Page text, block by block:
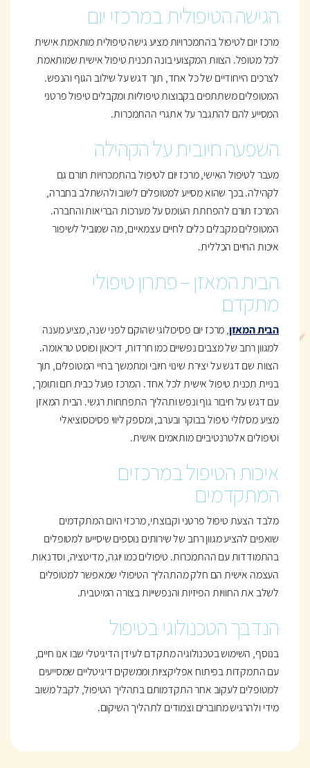
הגישה הטיפולית במרכזי יום
מרכז יום לטיפול בהתמכרויות מציע גישה טיפולית מותאמת אישית
לכל מטופל. הצוות המקצועי בונה תכנית טיפול אישית שמותאמת
לצרכים הייחודיים של כל אחד, תוך דגש על שילוב הגוף והנפש.
המטופלים משתתפים בקבוצות טיפוליות ומקבלים טיפול פרטני
המסייע להם להתגבר על אתגרי ההתמכרות.
השפעה חיובית על הקהילה
מעבר לטיפול האישי, מרכז יום לטיפול בהתמכרויות תורם גם
לקהילה. בכך שהוא מסייע למטופלים לשוב ולהשתלב בחברה,
המרכז תורם להפחתת העומס על מערכות הבריאות והחברה.
המטופלים מקבלים כלים לחיים עצמאיים, מה שמוביל לשיפור
איכות החיים הכללית.
הבית המאזן – פתרון טיפולי
מתקדם
הבית המאזן, מרכז יום פסיכולוגי שהוקם לפני שנה, מציע מענה
למגוון רחב של מצבים נפשיים כמו חרדות, דיכאון ופוסט טראומה.
הצוות שם דגש על יצירת שינוי חיובי ומתמשך בחיי המטופלים, תוך
בניית תכנית טיפול אישית לכל אחד. המרכז פועל כבית חם ותומך,
עם דגש על חיבור גוף ונפש ותהליך התפתחות רגשי. הבית המאזן
מציע מסלולי טיפול בבוקר ובערב, ומספק ליווי פסיכוסוציאלי
וטיפולים אלטרנטיביים מותאמים אישית.
איכות הטיפול במרכזים
המתקדמים
מלבד הצעת טיפול פרטני וקבוצתי, מרכזי היום המתקדמים
שואפים להציע מגוון רחב של שירותים נוספים שיסייעו למטופלים
בהתמודדות עם ההתמכרות. טיפולים כמו יוגה, מדיטציה, וסדנאות
העצמה אישית הם חלק מהתהליך הטיפולי שמאפשר למטופלים
לשלב את החוויות הפיזיות והנפשייות בצורה המיטבית.
הנדבך הטכנולוגי בטיפול
בנוסף, השימוש בטכנולוגיה מתקדם לעידן הדיגיטלי שבו אנו חיים,
עם התמקדות בפיתוח אפליקציות וממשקים דיגיטליים שמסייעים
למטופלים לעקוב אחר התקדמותם בתהליך הטיפול, לקבל משוב
מידי ולהרגיש מחוברים וצמודים לתהליך השיקום.